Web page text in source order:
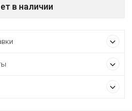
в наличии